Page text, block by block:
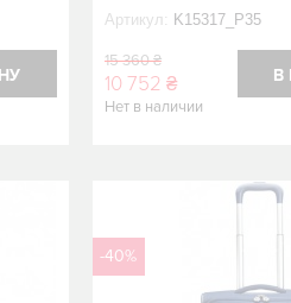
Артикул: K15317_P35
15 360 ₴
10 752 ₴
Нет в наличии
В
-40%